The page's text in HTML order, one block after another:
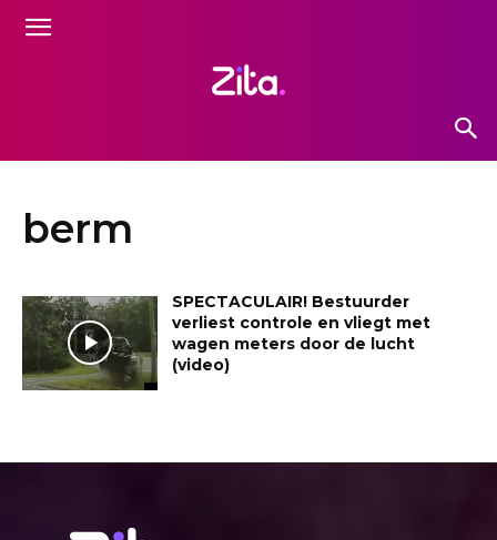
berm
SPECTACULAIR! Bestuurder
verliest controle en vliegt met
wagen meters door de lucht
(video)